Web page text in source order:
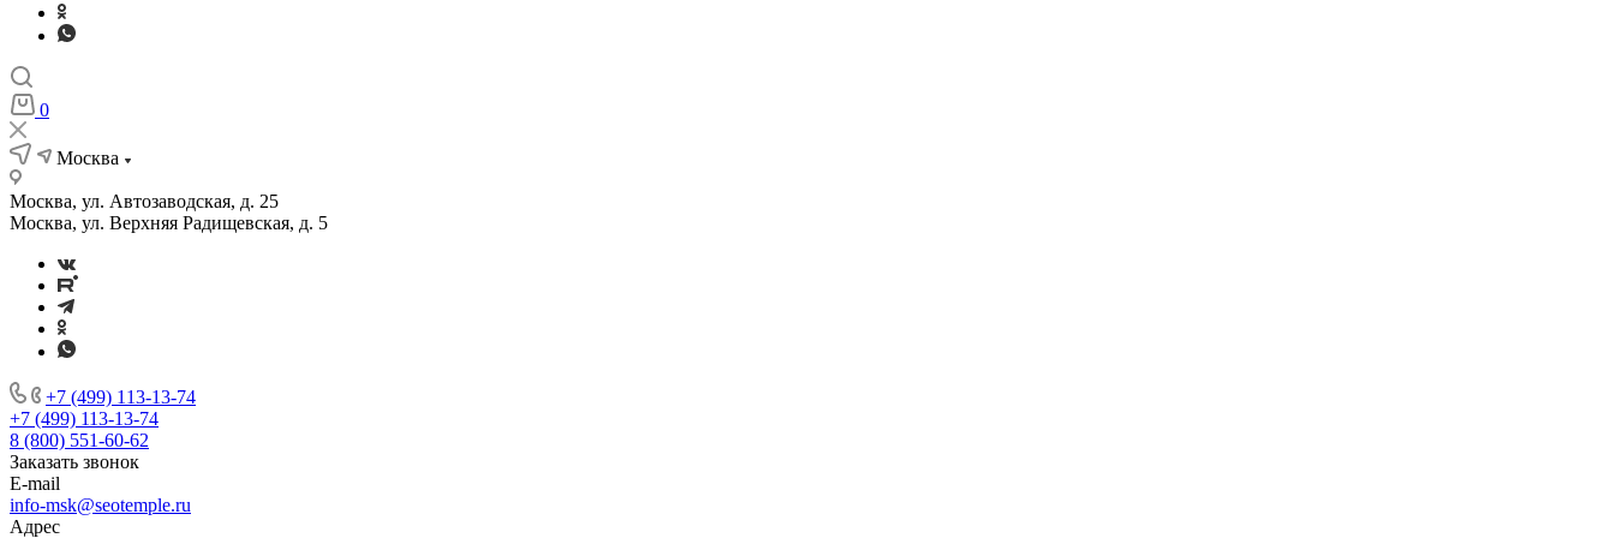
0
Москва
Москва, ул. Автозаводская, д. 25
Москва, ул. Верхняя Радищевская, д. 5
+7 (499) 113-13-74
+7 (499) 113-13-74
8 (800) 551-60-62
Заказать звонок
E-mail
info-msk@seotemple.ru
Адрес